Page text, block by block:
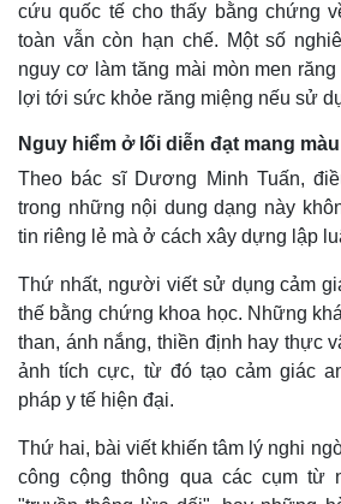
cứu quốc tế cho thấy bằng chứng
toàn vẫn còn hạn chế. Một số
nguy cơ làm tăng mài mòn men
lợi tới sức khỏe răng miệng nếu sử
Nguy hiểm ở lối diễn đạt mang
Theo bác sĩ Dương Minh Tuấn,
trong những nội dung dạng này
tin riêng lẻ mà ở cách xây dựng lập
Thứ nhất, người viết sử dụng cảm
thế bằng chứng khoa học. Những
than, ánh nắng, thiền định hay thực
ảnh tích cực, từ đó tạo cảm giác
pháp y tế hiện đại.
Thứ hai, bài viết khiến tâm lý nghi
công cộng thông qua các cụm từ